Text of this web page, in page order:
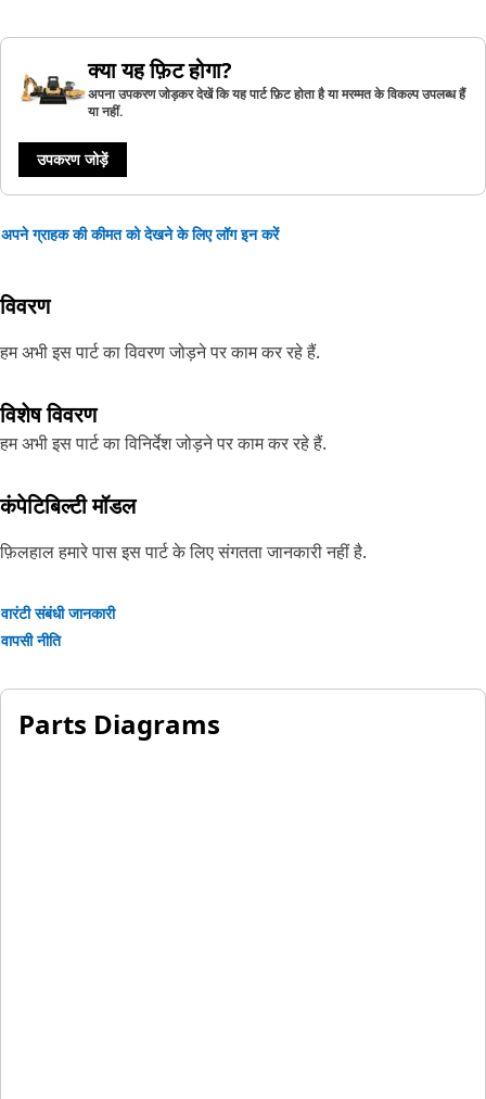
क्या यह फ़िट होगा?
अपना उपकरण जोड़कर देखें कि यह पार्ट फ़िट होता है या मरम्मत के विकल्प उपलब्ध हैं
या नहीं.
उपकरण जोड़ें
अपने ग्राहक की कीमत को देखने के लिए लॉग इन करें
विवरण
हम अभी इस पार्ट का विवरण जोड़ने पर काम कर रहे हैं.
विशेष विवरण
हम अभी इस पार्ट का विनिर्देश जोड़ने पर काम कर रहे हैं.
कंपेटिबिल्टी मॉडल
फ़िलहाल हमारे पास इस पार्ट के लिए संगतता जानकारी नहीं है.
वारंटी संबंधी जानकारी
वापसी नीति
Parts Diagrams